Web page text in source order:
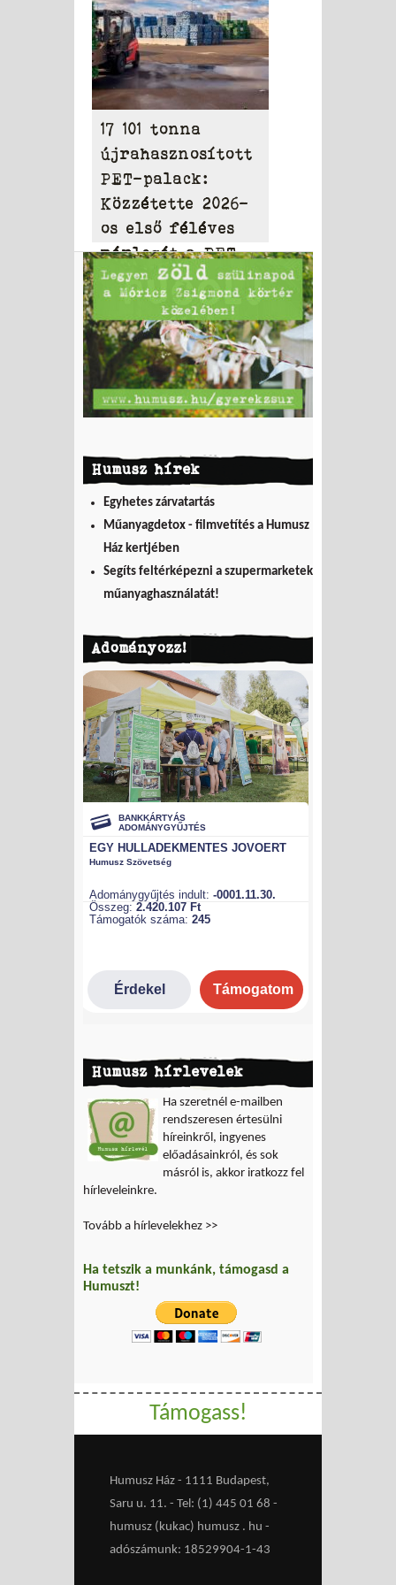
17 101 tonna
újrahasznosított
PET-palack:
Közzétette 2026-
os első féléves
mérlegét a PET
to PET
Humusz hírek
Egyhetes zárvatartás
Műanyagdetox - filmvetítés a Humusz
Ház kertjében
Segíts feltérképezni a szupermarketek
műanyaghasználatát!
Adományozz!
Humusz hírlevelek
Ha szeretnél e-mailben
rendszeresen értesülni
híreinkről, ingyenes
előadásainkról, és sok
másról is, akkor iratkozz fel
hírleveleinkre.
Tovább a hírlevelekhez >>
Ha tetszik a munkánk, támogasd a
Humuszt!
Támogass!
Humusz Ház - 1111 Budapest,
Saru u. 11. - Tel: (1) 445 01 68 -
humusz (kukac) humusz . hu -
adószámunk: 18529904-1-43